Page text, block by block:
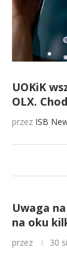
UOKiK
OLX.
przez ISB
Uwaga
na oku
przez 30